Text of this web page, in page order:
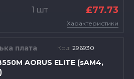
1 шт £77.73
Характеристики
плата Код: 296930
AORUS ELITE (sAM4,